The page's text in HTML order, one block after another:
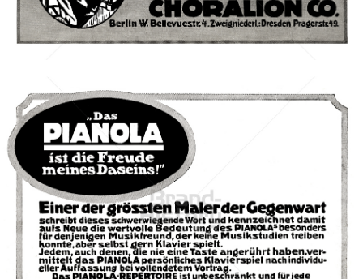
Bild-ID: 42490
CHORALION CO., Berlin Choralion Co., Berlin 1911